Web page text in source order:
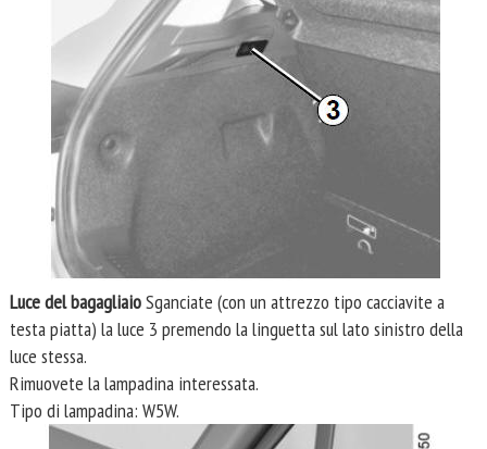
Luce del bagagliaioSganciate (con un attrezzo tipo cacciavite a
testa piatta) la luce 3 premendo la linguetta sul lato sinistro della
luce stessa.
Rimuovete la lampadina interessata.
Tipo di lampadina: W5W.